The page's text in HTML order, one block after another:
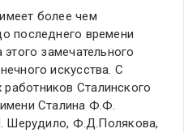
более чем
последнего времени
замечательного
искусства. С
Сталинского
Сталина Ф.Ф.
Шерудило, Ф.Д.Полякова,